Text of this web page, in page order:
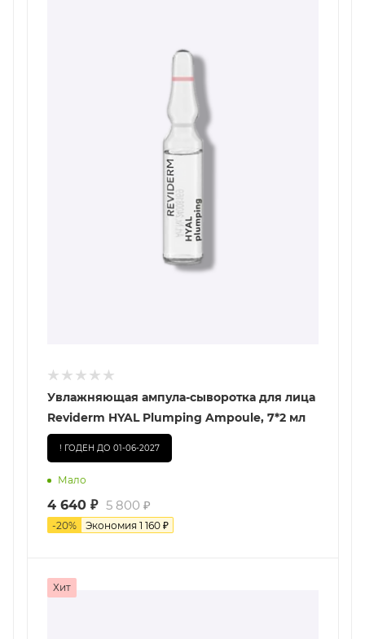
Увлажняющая ампула-сыворотка для лица
Reviderm HYAL Plumping Ampoule, 7*2 мл
! ГОДЕН ДО 01-06-2027
Мало
4 640 ₽ 5 800 ₽
-20% Экономия 1 160 ₽
Хит